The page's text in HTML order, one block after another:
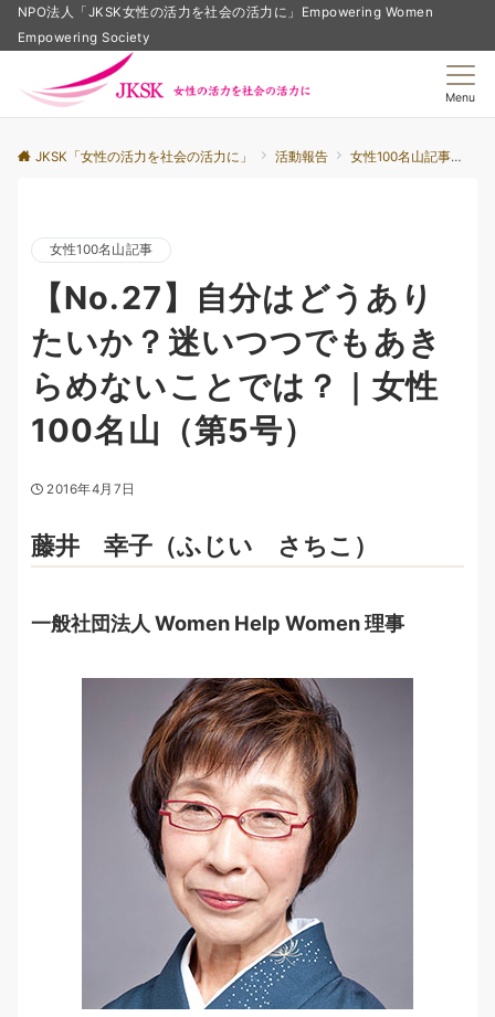
NPO法人「JKSK女性の活力を社会の活力に」Empowering Women
Empowering Society
Menu
JKSK「女性の活力を社会の活力に」 活動報告 女性100名山記事
女性100名山記事
【No.27】自分はどうあり
たいか？迷いつつでもあき
らめないことでは？｜女性
100名山（第5号）
2016年4月7日
藤井 幸子（ふじい さちこ）
一般社団法人 Women Help Women 理事